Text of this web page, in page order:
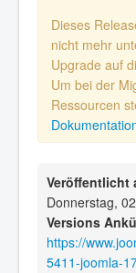
Dieses
nicht mehr
Upgrade auf
Um bei der
Ressourcen
Veröffentlicht
Donnerstag,
Versions
https://
5411-joomla-